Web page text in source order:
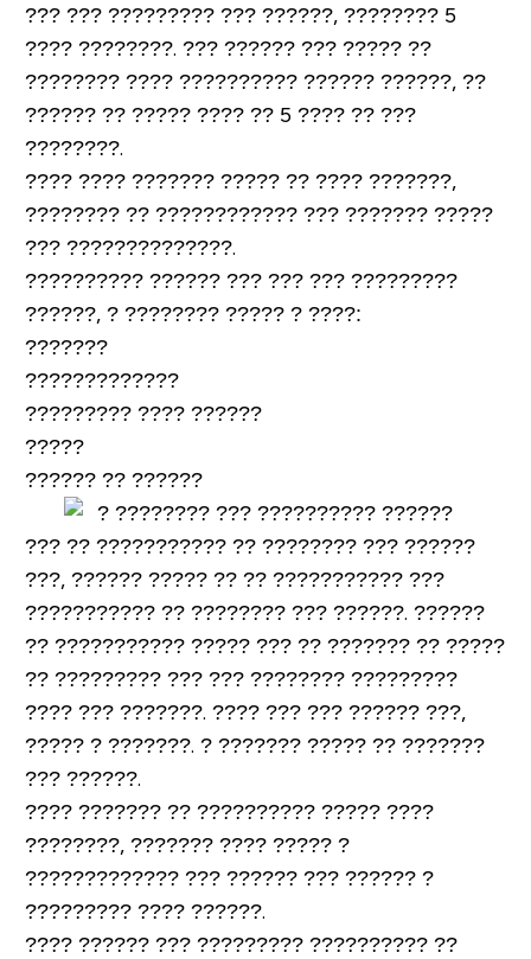
??? ??? ????????? ??? ??????, ???????? 5
???? ????????. ??? ?????? ??? ????? ??
???????? ???? ?????????? ?????? ??????, ??
?????? ?? ????? ???? ?? 5 ???? ?? ???
????????.
???? ???? ??????? ????? ?? ???? ???????,
???????? ?? ???????????? ??? ??????? ?????
??? ??????????????.
?????????? ?????? ??? ??? ??? ?????????
??????, ? ???????? ????? ? ????:
???????
?????????????
????????? ???? ??????
?????
?????? ?? ??????
??? ?? ??????????? ?? ???????? ??? ??????
???, ?????? ????? ?? ?? ??????????? ???
??????????? ?? ???????? ??? ??????. ??????
?? ??????????? ????? ??? ?? ??????? ?? ?????
?? ????????? ??? ??? ???????? ?????????
???? ??? ???????. ???? ??? ??? ?????? ???,
????? ? ???????. ? ??????? ????? ?? ???????
??? ??????.
???? ??????? ?? ?????????? ????? ????
????????, ??????? ???? ????? ?
????????????? ??? ?????? ??? ?????? ?
????????? ???? ??????.
???? ?????? ??? ????????? ?????????? ??